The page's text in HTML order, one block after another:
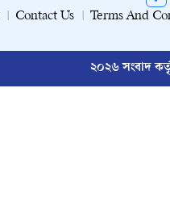
Contact Us Terms And
২০২৬ সংবাদ